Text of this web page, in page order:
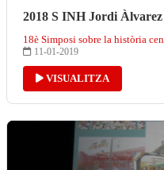
2018 S INH Jordi Àlvarez
18è Simposi sobre la història
11-01-2019
VISUALITZA